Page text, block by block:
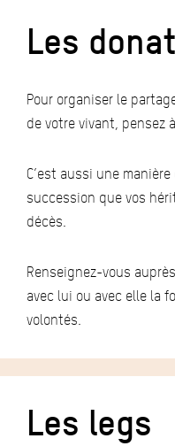
Les
Pour organiser le
de votre vivant, pensez
C’est aussi une
succession que vos
décès.
Renseignez-vous
avec lui ou avec elle la
volontés.
Les legs